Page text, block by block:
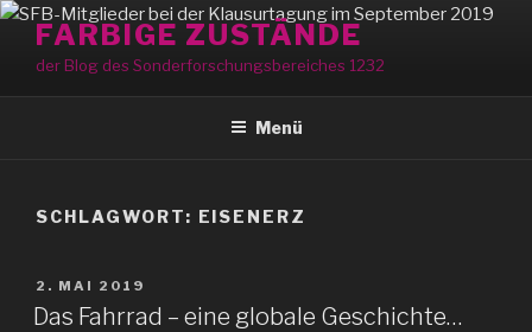
Zum
Inhalt
springen
FARBIGE ZUSTÄNDE
der Blog des Sonderforschungsbereiches 1232
Menü
SCHLAGWORT: EISENERZ
VERÖFFENTLICHT
AM
2. MAI 2019
Das Fahrrad – eine globale Geschichte…